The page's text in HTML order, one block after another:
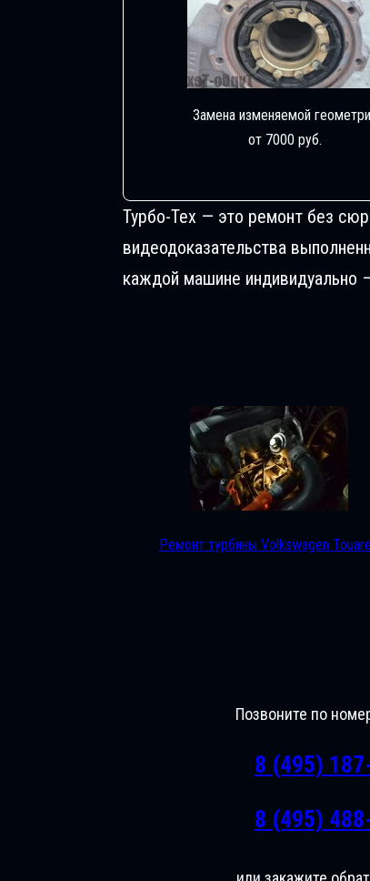
Замена изменяемой
от 7000 руб.
Турбо-Тех — это ремонт без
видеодоказательства
каждой машине индивидуально
Ремонт турбины Volkswagen
Позвоните по
8 (495)
8 (495)